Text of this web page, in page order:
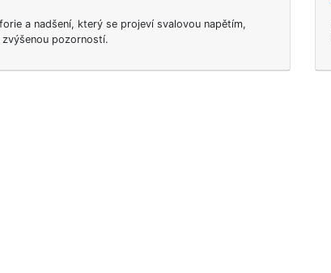
a nadšení, který se projeví svalovou napětím,
pozorností.